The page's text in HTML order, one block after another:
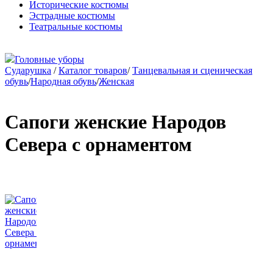
Исторические костюмы
Эстрадные костюмы
Театральные костюмы
Головные уборы
Сударушка / Каталог товаров/ Танцевальная и сценическая
обувь/Народная обувь/Женская
Сапоги женские Народов
Севера с орнаментом